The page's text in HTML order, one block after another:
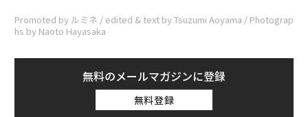
Promoted by ルミネ / edited & text by Tsuzumi Aoyama / Photograp
hs by Naoto Hayasaka
無料のメールマガジンに登録
無料登録